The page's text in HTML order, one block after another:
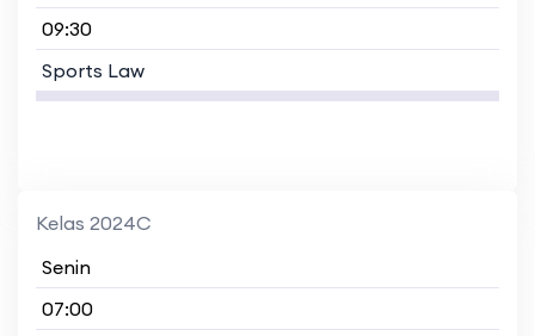
09:30
Sports Law
Kelas 2024C
Senin
07:00